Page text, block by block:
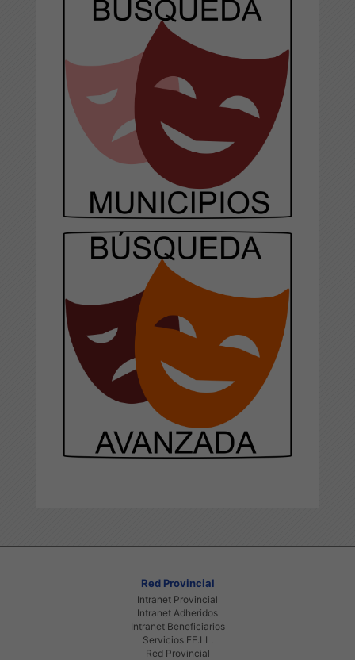
Red Provincial
Intranet Provincial
Intranet Adheridos
Intranet Beneficiarios
Servicios EE.LL.
Red Provincial